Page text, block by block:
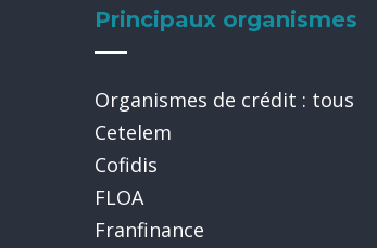
Principaux organismes
Organismes de crédit : tous
Cetelem
Cofidis
FLOA
Franfinance